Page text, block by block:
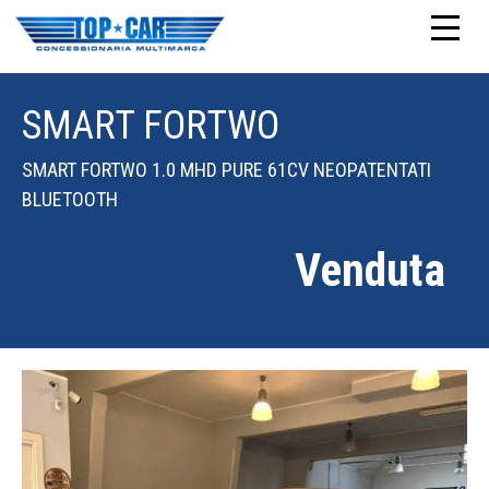
SMART FORTWO
SMART FORTWO 1.0 MHD PURE 61CV NEOPATENTATI
BLUETOOTH
Venduta